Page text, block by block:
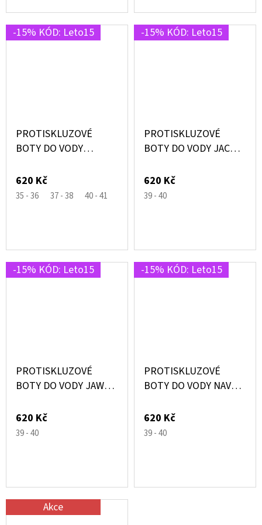
-15% KÓD: Leto15
PROTISKLUZOVÉ
BOTY DO VODY
SLIPSTOP®
620 Kč
35 - 36 37 - 38 40 - 41
-15% KÓD: Leto15
PROTISKLUZOVÉ
BOTY DO VODY JACK
SLIPSTOP®
620 Kč
39 - 40
-15% KÓD: Leto15
PROTISKLUZOVÉ
BOTY DO VODY JAWS
SLIPSTOP®
620 Kč
39 - 40
-15% KÓD: Leto15
PROTISKLUZOVÉ
BOTY DO VODY NAVY
SLIPSTOP®
620 Kč
39 - 40
Akce